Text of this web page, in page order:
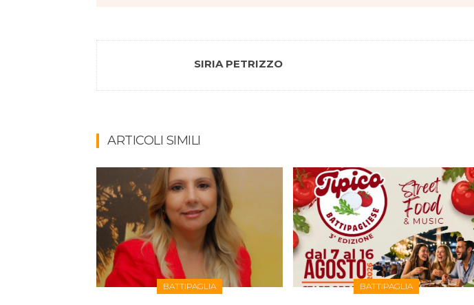
SIRIA PETRIZZO
ARTICOLI SIMILI
BATTIPAGLIA BATTIPAGLIA